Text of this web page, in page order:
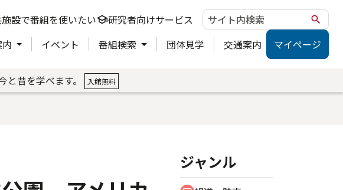
設で番組を使いたいschool研究者向けサービス search
イベント 番組検索 団体見学 交通案内 マイページ
昔を学べます。 入館無料
ジャンル